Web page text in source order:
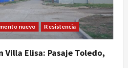
nuevo Resistencia
Villa Elisa: Pasaje Toledo,